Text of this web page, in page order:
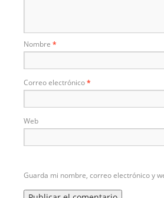
Nombre *
Correo electrónico*
Web
Guarda mi nombre, correo electrónico y